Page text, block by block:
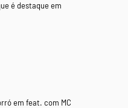
é destaque em
em feat. com MC